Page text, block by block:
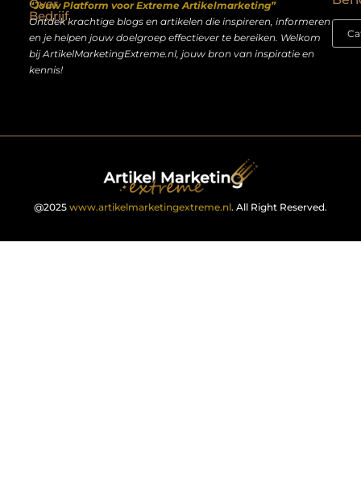
Over
Bedrijf
“Jouw Platform voor Extreme Artikelmarketing”
Ontdek krachtige blogs en artikelen die inspireren, informeren
en je helpen jouw doelgroep effectiever te bereiken. Welkom
bij ArtikelMarketingExtreme.nl, jouw bron van inspiratie en
kennis!
@2025 www.artikelmarketingextreme.nl. All Right Reserved.